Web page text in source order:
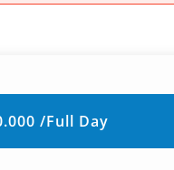
/Full Day